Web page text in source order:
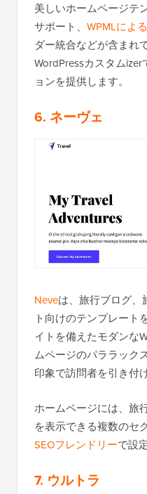
美しいホームページテ
サポート、 WPMLによ
ダー統合などが含まれ
WordPressカスタム
ョンを提供します。
6. ネーヴェ
Neveは、旅行ブログ、
ト向けのテンプレート
イトを備えたモダンな
ムページのパララック
印象で訪問者を引き付
ホームページには、旅
を表示できる複数のセ
SEOフレンドリーで設
7. ウルトラ